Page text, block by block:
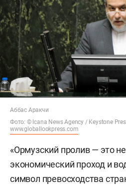
Аббас Аракчи
Фото: © Icana News Agency / Keystone
www.globallookpress.com
«Ормузский пролив — это
экономический проход и
символ превосходства